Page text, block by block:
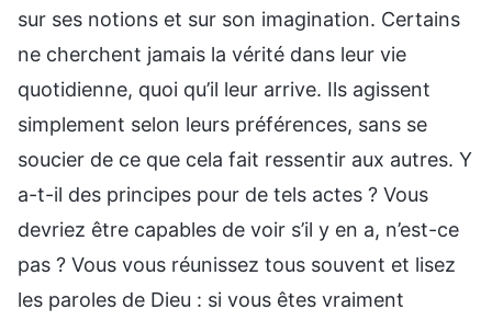
sur ses notions et sur son imagination. Certains
ne cherchent jamais la vérité dans leur vie
quotidienne, quoi qu’il leur arrive. Ils agissent
simplement selon leurs préférences, sans se
soucier de ce que cela fait ressentir aux autres. Y
a-t-il des principes pour de tels actes ? Vous
devriez être capables de voir s’il y en a, n’est-ce
pas ? Vous vous réunissez tous souvent et lisez
les paroles de Dieu : si vous êtes vraiment